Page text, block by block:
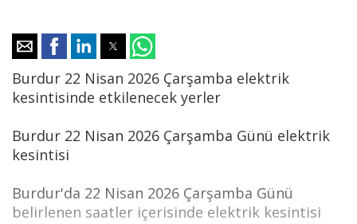
Burdur 22 Nisan 2026 Çarşamba elektrik
kesintisinde etkilenecek yerler
Burdur 22 Nisan 2026 Çarşamba Günü elektrik
kesintisi
Burdur'da 22 Nisan 2026 Çarşamba Günü
belirlenen saatler içerisinde elektrik kesintisi